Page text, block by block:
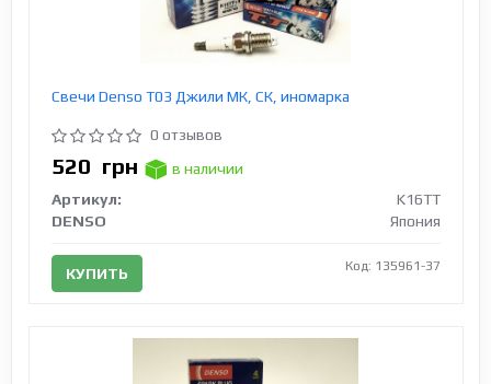
Свечи Denso T03 Джили МК, СК, иномарка
0 отзывов
520 грн
в наличии
Артикул:
K16TT
DENSO
Япония
КУПИТЬ Код: 135961-37